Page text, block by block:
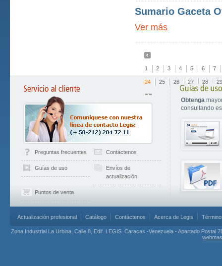
Sumario Gaceta
Ver más
1 2 3 4 5 6 7
24 25 26 27 28 29
Preguntas frecuentes Contáctenos
Guías de uso
Envíos de
actualización
Puntos de venta
Obtenga
consultando
Actualización profesional Catálogo Contáctenos Acerca de Legis
Zona Industrial La Urbina, Calle 8, Edif. LEGIS. Caracas -Venezuela - Apartado